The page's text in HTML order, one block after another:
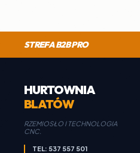
STREFA B2B PRO
HURTOWNIA
BLATÓW
RZEMIOSŁO I TECHNOLOGIA
CNC.
TEL: 537 557 501